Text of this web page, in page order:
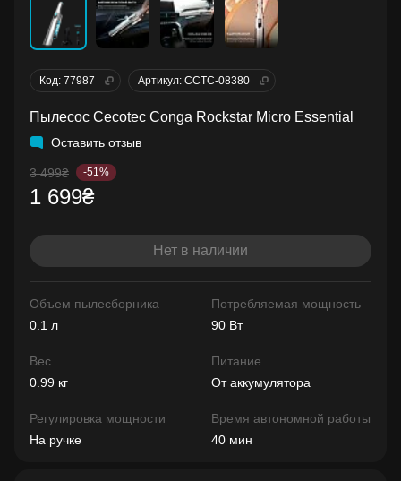
Код: 77987 Артикул: CCTC-08380
Пылесос Cecotec Conga Rockstar Micro Essential
Оставить отзыв
3 499₴ -51%
1 699₴
Нет в наличии
Объем пылесборника
0.1 л
Потребляемая мощность
90 Вт
Вес
0.99 кг
Питание
От аккумулятора
Регулировка мощности
На ручке
Время автономной работы
40 мин